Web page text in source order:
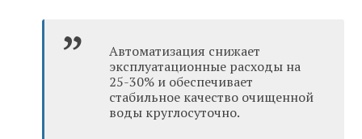
Автоматизация снижает
эксплуатационные расходы на
25-30% и обеспечивает
стабильное качество очищенной
воды круглосуточно.